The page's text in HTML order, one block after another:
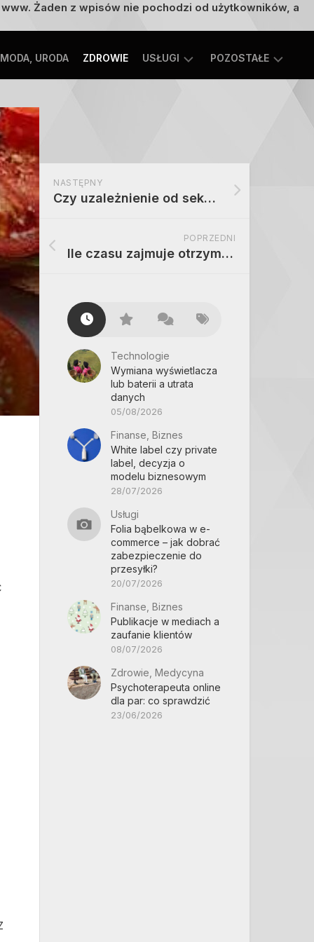
Żaden z wpisów nie pochodzi od użytkowników, a
MODA, URODA ZDROWIE USŁUGI POZOSTAŁE
TRANSPORT
NASTĘPNY
Czy uzależnienie od seksu to choroba psychiczna – diagnoza i fakty
POPRZEDNI
Ile czasu zajmuje otrzymanie wypisu z aktu notarialnego – czas oczekiwania i realne terminy
Technologie
Wymiana wyświetlacza
lub baterii a utrata
danych
05/08/2026
Finanse, Biznes
White label czy private
label, decyzja o
modelu biznesowym
28/07/2026
Usługi
Folia bąbelkowa w e-
commerce – jak dobrać
zabezpieczenie do
przesyłki?
20/07/2026
Finanse, Biznes
Publikacje w mediach a
zaufanie klientów
08/07/2026
Zdrowie, Medycyna
Psychoterapeuta online
dla par: co sprawdzić
23/06/2026